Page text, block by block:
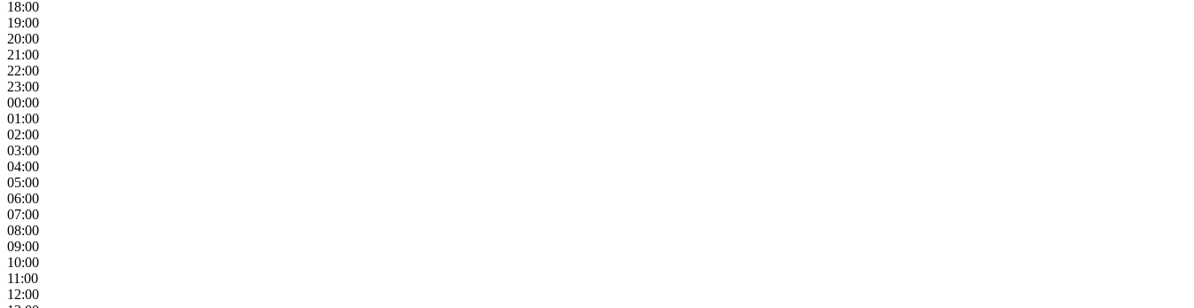
18:00
19:00
20:00
21:00
22:00
23:00
00:00
01:00
02:00
03:00
04:00
05:00
06:00
07:00
08:00
09:00
10:00
11:00
12:00